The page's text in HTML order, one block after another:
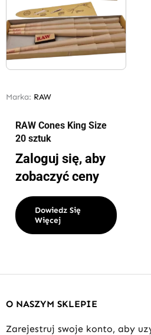
Marka: RAW
RAW Cones King Size
20 sztuk
Zaloguj się, aby
zobaczyć ceny
Dowiedz Się
Więcej
O NASZYM SKLEPIE
Zarejestruj swoje konto, aby